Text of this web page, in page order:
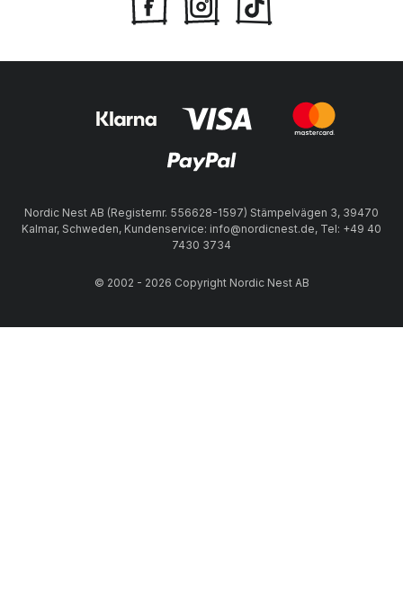
Nordic Nest AB (Registernr. 556628-1597) Stämpelvägen 3, 39470
Kalmar, Schweden, Kundenservice: info@nordicnest.de, Tel: +49 40
7430 3734
© 2002 - 2026 Copyright Nordic Nest AB